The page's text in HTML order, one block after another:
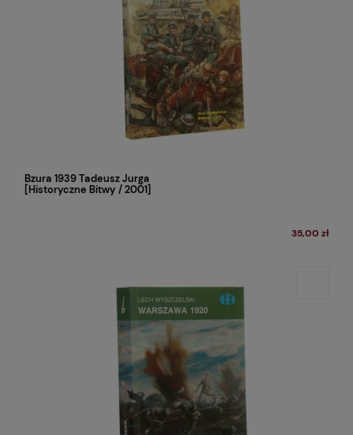
Bzura 1939 Tadeusz Jurga
[Historyczne Bitwy / 2001]
35,00 zł